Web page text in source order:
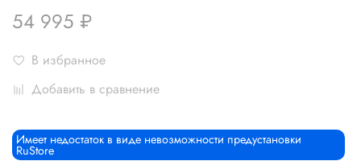
Имеет недостаток в виде невозможности предустановки
RuStore
54 995 ₽
В избранное
Добавить в сравнение